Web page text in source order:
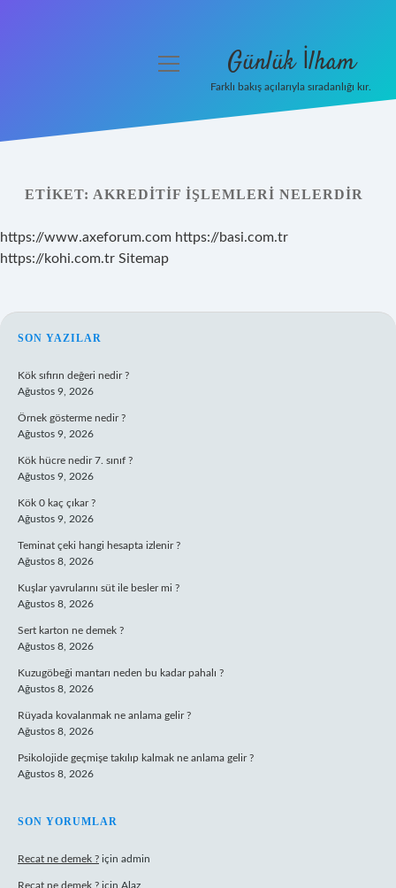
Yasal Uyarı
Hakkımızda
menüyü
Günlük İlham
Farklı bakış açılarıyla sıradanlığı kır.
ETIKET: AKREDITIF IŞLEMLERI NELERDIR
https://www.axeforum.com https://basi.com.tr
https://kohi.com.tr Sitemap
SIDEBAR
SON YAZILAR
Kök sıfırın değeri nedir ?
Ağustos 9, 2026
Örnek gösterme nedir ?
Ağustos 9, 2026
Kök hücre nedir 7. sınıf ?
Ağustos 9, 2026
Kök 0 kaç çıkar ?
Ağustos 9, 2026
Teminat çeki hangi hesapta izlenir ?
Ağustos 8, 2026
Kuşlar yavrularını süt ile besler mi ?
Ağustos 8, 2026
Sert karton ne demek ?
Ağustos 8, 2026
Kuzugöbeği mantarı neden bu kadar pahalı ?
Ağustos 8, 2026
Rüyada kovalanmak ne anlama gelir ?
Ağustos 8, 2026
Psikolojide geçmişe takılıp kalmak ne anlama gelir ?
Ağustos 8, 2026
SON YORUMLAR
Recat ne demek ? için admin
Recat ne demek ? için Alaz